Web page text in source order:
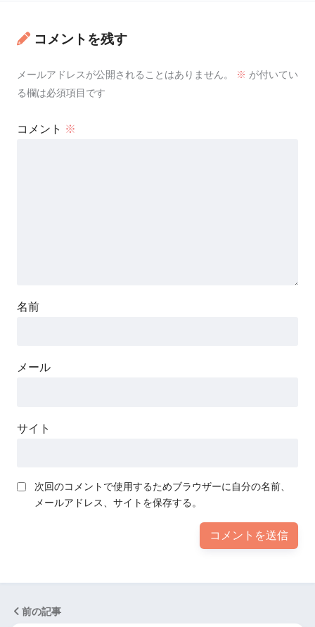
コメントを残す
メールアドレスが公開されることはありません。 ※ が付いてい
る欄は必須項目です
コメント ※
名前
メール
サイト
次回のコメントで使用するためブラウザーに自分の名前、
メールアドレス、サイトを保存する。
前の記事